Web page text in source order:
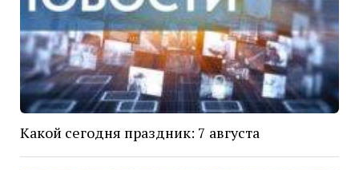
Какой сегодня праздник: 7 августа